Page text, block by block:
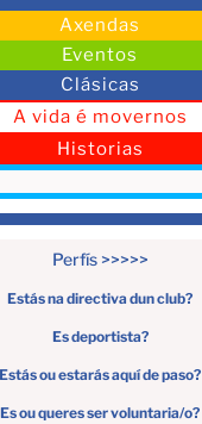
Axendas
Eventos
Clásicas
A vida é movernos
Historias
Perfís >>>>>
Estás na directiva dun club?
Es deportista?
Estás ou estarás aquí de paso?
Es ou queres ser voluntaria/o?